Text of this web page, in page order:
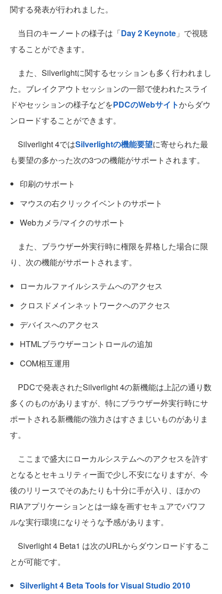
関する発表が行われました。
当日のキーノートの様子は「Day 2 Keynote 」で視聴
することができます。
また、Silverlightに関するセッションも多く行われまし
た。ブレイクアウトセッションの一部で使われたスライ
ドやセッションの様子などをPDCのWebサイトからダウ
ンロードすることができます。
Silverlight 4ではSilverlightの機能要望に寄せられた最
も要望の多かった次の3つの機能がサポートされます。
印刷のサポート
マウスの右クリックイベントのサポート
Webカメラ/マイクのサポート
また、ブラウザー外実行時に権限を昇格した場合に限
り、次の機能がサポートされます。
ローカルファイルシステムへのアクセス
クロスドメインネットワークへのアクセス
デバイスへのアクセス
HTMLブラウザーコントロールの追加
COM相互運用
PDCで発表されたSilverlight 4の新機能は上記の通り数
多くのものがありますが、特にブラウザー外実行時にサ
ポートされる新機能の強力さはすさまじいものがありま
す。
ここまで盛大にローカルシステムへのアクセスを許す
となるとセキュリティー面で少し不安になりますが、今
後のリリースでそのあたりも十分に手が入り、ほかの
RIAアプリケーションとは一線を画すセキュアでパワフ
ルな実行環境になりそうな予感があります。
Siverlight 4 Beta1 は次のURLからダウンロードするこ
とが可能です。
Silverlight 4 Beta Tools for Visual Studio 2010